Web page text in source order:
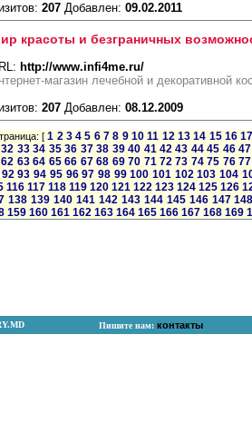
207 Добавлен: 09.02.2011
красоты и безграничных
http://www.infi4me.ru/
магазин лечебной и декоративной
207 Добавлен: 08.12.2009
[1 2 3 4 5 6 7 8 9 10 11 12 13 14 15 16
32 33 34 35 36 37 38 39 40 41 42 43 44 45 46 47
62 63 64 65 66 67 68 69 70 71 72 73 74 75 76 77
92 93 94 95 96 97 98 99 100 101 102 103 104
116 117 118 119 120 121 122 123 124 125 126
138 139 140 141 142 143 144 145 146 147
159 160 161 162 163 164 165 166 167 168 169
Пишите нам: контакты